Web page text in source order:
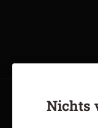
AGB undNichts